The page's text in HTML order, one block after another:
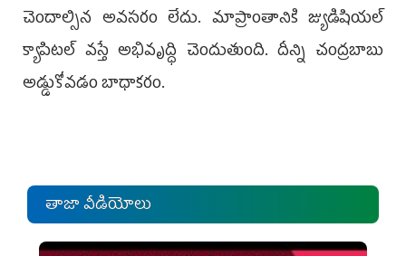
చెందాల్సిన అవసరం లేదు. మాప్రాంతానికి జ్యుడిషియల్‌
క్యాపిటల్‌ వస్తే అభివృద్ధి చెందుతుంది. దీన్ని చంద్రబాబు
అడ్డుకోవడం బాధాకరం.
తాజా వీడియోలు